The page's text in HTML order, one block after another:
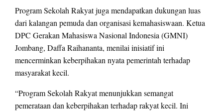
Program Sekolah Rakyat juga mendapatkan dukungan luas
dari kalangan pemuda dan organisasi kemahasiswaan. Ketua
DPC Gerakan Mahasiswa Nasional Indonesia (GMNI)
Jombang, Daffa Raihananta, menilai inisiatif ini
mencerminkan keberpihakan nyata pemerintah terhadap
masyarakat kecil.
“Program Sekolah Rakyat menunjukkan semangat
pemerataan dan keberpihakan terhadap rakyat kecil. Ini